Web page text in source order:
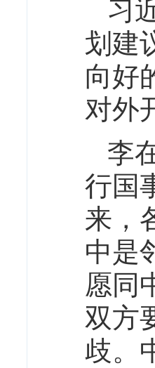
习
划建
向好
对外
李
行国
来，
中是
愿同
双方
歧。